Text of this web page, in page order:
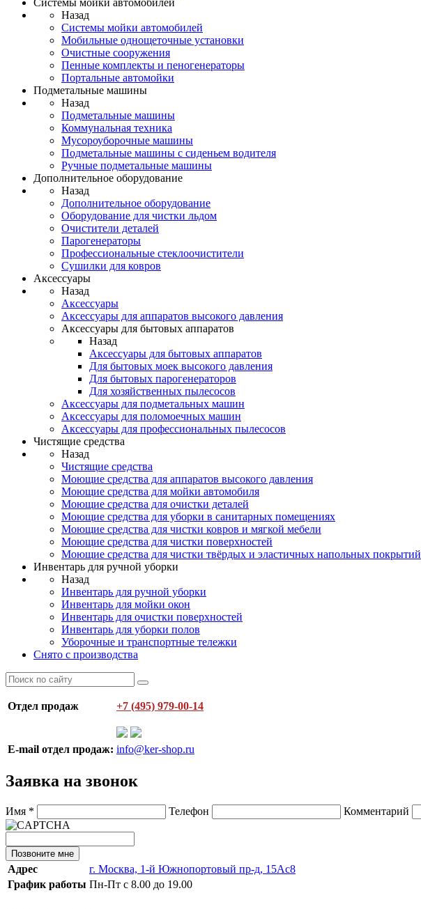
Системы мойки автомобилей
Назад
Системы мойки автомобилей
Мобильные однощеточные установки
Очистные сооружения
Пенные комплекты и пеногенераторы
Портальные автомойки
Подметальные машины
Назад
Подметальные машины
Коммунальная техника
Мусороуборочные машины
Подметальные машины с сиденьем водителя
Ручные подметальные машины
Дополнительное оборудование
Назад
Дополнительное оборудование
Оборудование для чистки льдом
Очистители деталей
Парогенераторы
Профессиональные стеклоочистители
Сушилки для ковров
Аксессуары
Назад
Аксессуары
Аксессуары для аппаратов высокого давления
Аксессуары для бытовых аппаратов
Назад
Аксессуары для бытовых аппаратов
Для бытовых моек высокого давления
Для бытовых парогенераторов
Для хозяйственных пылесосов
Аксессуары для подметальных машин
Аксессуары для поломоечных машин
Аксессуары для профессиональных пылесосов
Чистящие средства
Назад
Чистящие средства
Моющие средства для аппаратов высокого давления
Моющие средства для мойки автомобиля
Моющие средства для очистки деталей
Моющие средства для уборки в санитарных помещениях
Моющие средства для чистки ковров и мягкой мебели
Моющие средства для чистки поверхностей
Моющие средства для чистки твёрдых и эластичных напольных покрытий
Инвентарь для ручной уборки
Назад
Инвентарь для ручной уборки
Инвентарь для мойки окон
Инвентарь для очистки поверхностей
Инвентарь для уборки полов
Уборочные и транспортные тележки
Снято с производства
Отдел продаж +7 (495) 979-00-14
E-mail отдел продаж: info@ker-shop.ru
Заявка на звонок
Имя * Телефон Комментарий
Позвоните мне
Адрес
г. Москва, 1-й Южнопортовый пр-д, 15Ас8
График работы Пн-Пт с 8.00 до 19.00